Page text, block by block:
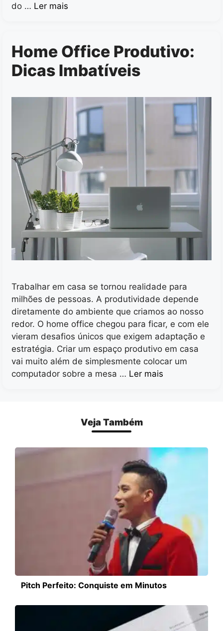
do … Ler mais
Home Office Produtivo:
Dicas Imbatíveis
Trabalhar em casa se tornou realidade para
milhões de pessoas. A produtividade depende
diretamente do ambiente que criamos ao nosso
redor. O home office chegou para ficar, e com ele
vieram desafios únicos que exigem adaptação e
estratégia. Criar um espaço produtivo em casa
vai muito além de simplesmente colocar um
computador sobre a mesa … Ler mais
Veja Também
Pitch Perfeito: Conquiste em Minutos